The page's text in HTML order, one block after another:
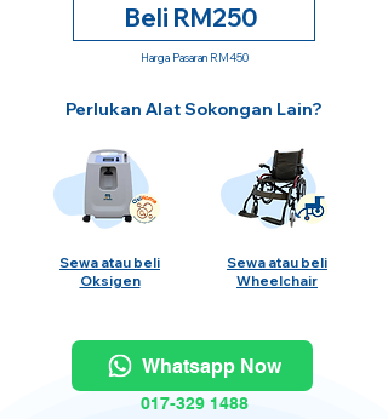
Beli RM250
Harga Pasaran RM450
Perlukan Alat Sokongan Lain?
Sewa atau beli
Oksigen
Sewa atau beli
Wheelchair
Whatsapp Now
017-329 1488